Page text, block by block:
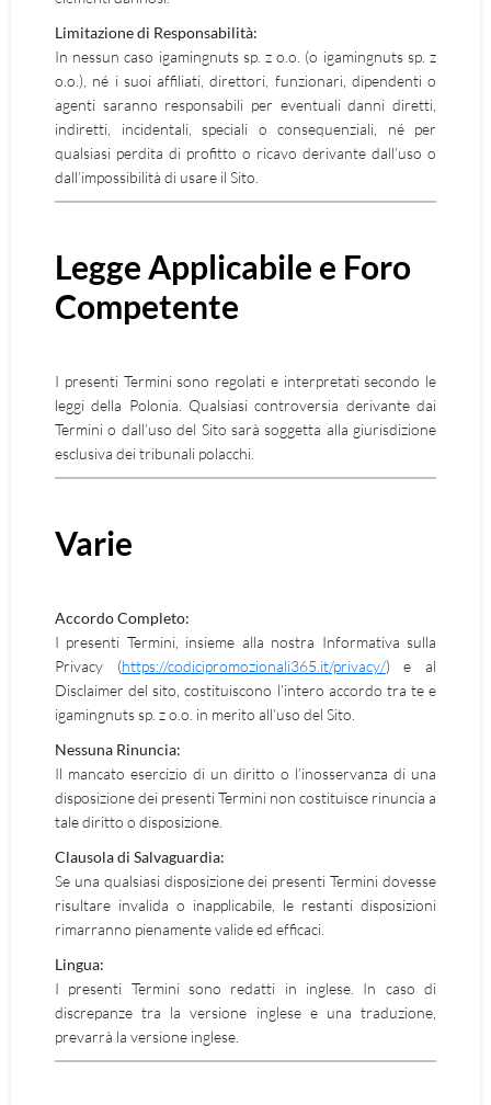
Limitazione di Responsabilità:
In nessun caso igamingnuts sp. z o.o. (o igamingnuts sp. z
o.o.), né i suoi affiliati, direttori, funzionari, dipendenti o
agenti saranno responsabili per eventuali danni diretti,
indiretti, incidentali, speciali o consequenziali, né per
qualsiasi perdita di profitto o ricavo derivante dall’uso o
dall’impossibilità di usare il Sito.
Legge Applicabile e Foro
Competente
I presenti Termini sono regolati e interpretati secondo le
leggi della Polonia. Qualsiasi controversia derivante dai
Termini o dall’uso del Sito sarà soggetta alla giurisdizione
esclusiva dei tribunali polacchi.
Varie
Accordo Completo:
I presenti Termini, insieme alla nostra Informativa sulla
Privacy (https://codicipromozionali365.it/privacy/) e al
Disclaimer del sito, costituiscono l’intero accordo tra te e
igamingnuts sp. z o.o. in merito all’uso del Sito.
Nessuna Rinuncia:
Il mancato esercizio di un diritto o l’inosservanza di una
disposizione dei presenti Termini non costituisce rinuncia a
tale diritto o disposizione.
Clausola di Salvaguardia:
Se una qualsiasi disposizione dei presenti Termini dovesse
risultare invalida o inapplicabile, le restanti disposizioni
rimarranno pienamente valide ed efficaci.
Lingua:
I presenti Termini sono redatti in inglese. In caso di
discrepanze tra la versione inglese e una traduzione,
prevarrà la versione inglese.